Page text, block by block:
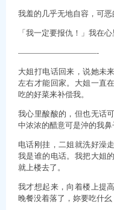
我羞的几乎无地自容，可
「我一定要报仇！」我在心
——————————-
大姐打电话回来，说她未
左右才能回家。大姐一直
吃的好菜来补偿我。
我心里酸酸的，但也无话
中浓浓的醋意可是沖的我鼻
电话刚挂，二姐就洗好澡
我是谁的电话。我把大姐
就上楼去了。
我才想起来，向着楼上提
晚餐没着落了，妳要吃什幺